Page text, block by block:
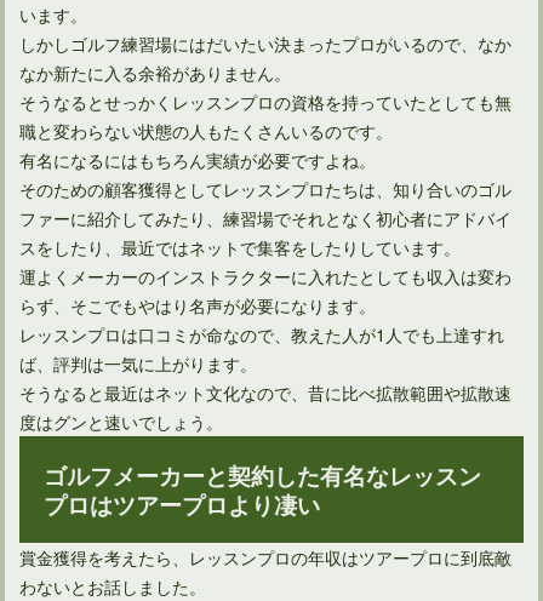
風速5M/Sがゴルフに与える影響と風の読み方、その対策とは
います。
しかしゴルフ練習場にはだいたい決まったプロがいるので、なか
なか新たに入る余裕がありません。
そうなるとせっかくレッスンプロの資格を持っていたとしても無
職と変わらない状態の人もたくさんいるのです。
有名になるにはもちろん実績が必要ですよね。
そのための顧客獲得としてレッスンプロたちは、知り合いのゴル
ファーに紹介してみたり、練習場でそれとなく初心者にアドバイ
スをしたり、最近ではネットで集客をしたりしています。
運よくメーカーのインストラクターに入れたとしても収入は変わ
らず、そこでもやはり名声が必要になります。
レッスンプロは口コミが命なので、教えた人が1人でも上達すれ
ば、評判は一気に上がります。
そうなると最近はネット文化なので、昔に比べ拡散範囲や拡散速
度はグンと速いでしょう。
ゴルフメーカーと契約した有名なレッスン
プロはツアープロより凄い
賞金獲得を考えたら、レッスンプロの年収はツアープロに到底敵
わないとお話しました。